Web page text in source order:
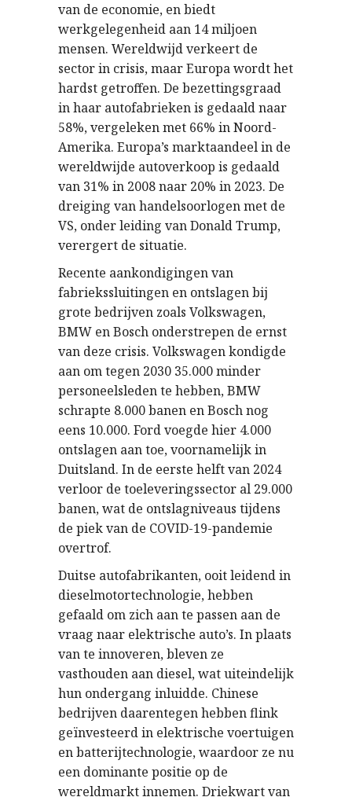
van de economie, en biedt
werkgelegenheid aan 14 miljoen
mensen. Wereldwijd verkeert de
sector in crisis, maar Europa wordt het
hardst getroffen. De bezettingsgraad
in haar autofabrieken is gedaald naar
58%, vergeleken met 66% in Noord-
Amerika. Europa’s marktaandeel in de
wereldwijde autoverkoop is gedaald
van 31% in 2008 naar 20% in 2023. De
dreiging van handelsoorlogen met de
VS, onder leiding van Donald Trump,
verergert de situatie.
Recente aankondigingen van
fabriekssluitingen en ontslagen bij
grote bedrijven zoals Volkswagen,
BMW en Bosch onderstrepen de ernst
van deze crisis. Volkswagen kondigde
aan om tegen 2030 35.000 minder
personeelsleden te hebben, BMW
schrapte 8.000 banen en Bosch nog
eens 10.000. Ford voegde hier 4.000
ontslagen aan toe, voornamelijk in
Duitsland. In de eerste helft van 2024
verloor de toeleveringssector al 29.000
banen, wat de ontslagniveaus tijdens
de piek van de COVID-19-pandemie
overtrof.
Duitse autofabrikanten, ooit leidend in
dieselmotortechnologie, hebben
gefaald om zich aan te passen aan de
vraag naar elektrische auto’s. In plaats
van te innoveren, bleven ze
vasthouden aan diesel, wat uiteindelijk
hun ondergang inluidde. Chinese
bedrijven daarentegen hebben flink
geïnvesteerd in elektrische voertuigen
en batterijtechnologie, waardoor ze nu
een dominante positie op de
wereldmarkt innemen. Driekwart van